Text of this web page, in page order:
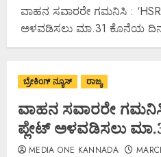
ವಾಹನ ಸವಾರರೇ ಗಮನಿಸಿ :
ಅಳವಡಿಸಲು ಮಾ.31 ಕೊನೆಯ
ಬ್ರೇಕಿಂಗ್ ನ್ಯೂಸ್ ರಾಜ್ಯ
ವಾಹನ ಸವಾರರೇ
ಪ್ಲೇಟ್ ಅಳವಡಿಸಲು
MEDIA ONE KANNADA